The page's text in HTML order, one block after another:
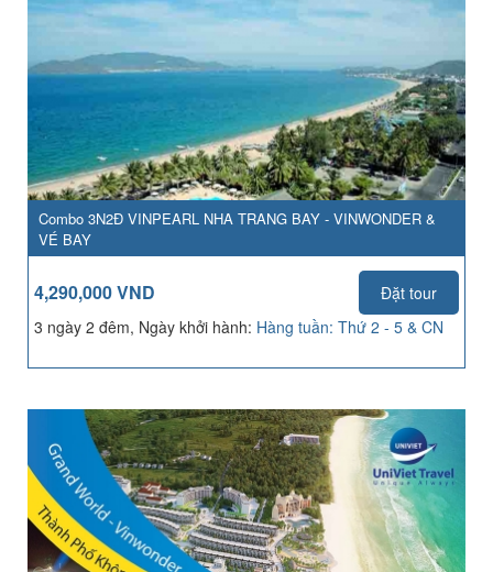
Combo 3N2Đ VINPEARL NHA TRANG BAY - VINWONDER &
VÉ BAY
4,290,000 VND
Đặt tour
3 ngày 2 đêm, Ngày khởi hành: Hàng tuần: Thứ 2 - 5 & CN